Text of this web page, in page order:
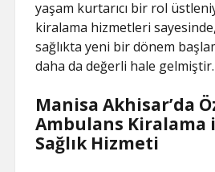
yaşam kurtarıcı bir rol
kiralama hizmetleri
sağlıkta yeni bir dönem
daha da değerli hale gelmiştir.
Manisa Akhisar’da
Ambulans
Sağlık Hizmeti